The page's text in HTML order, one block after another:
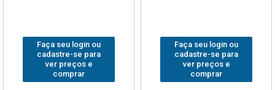
Faça seu login ou
cadastre-se para
ver preços e
comprar
Faça seu login ou
cadastre-se para
ver preços e
comprar